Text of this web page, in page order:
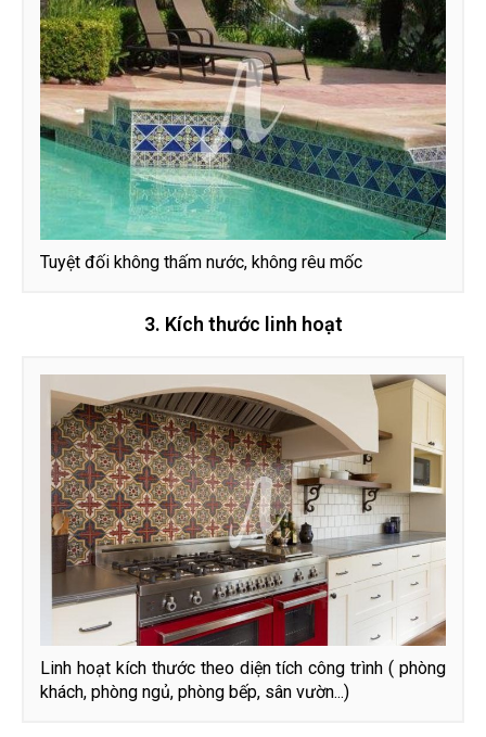
Tuyệt đối không thấm nước, không rêu mốc
3. Kích thước linh hoạt
Linh hoạt kích thước theo diện tích công trình ( phòng
khách, phòng ngủ, phòng bếp, sân vườn...)